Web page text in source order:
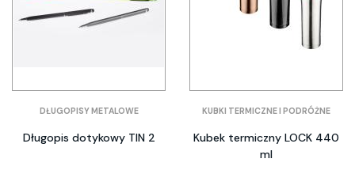
DŁUGOPISY METALOWE
Długopis dotykowy TIN 2
KUBKI TERMICZNE I PODRÓŻNE
Kubek termiczny LOCK 440
ml